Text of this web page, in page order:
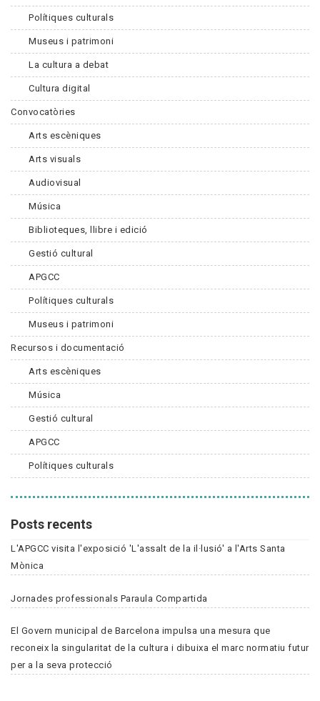
Polítiques culturals
Museus i patrimoni
La cultura a debat
Cultura digital
Convocatòries
Arts escèniques
Arts visuals
Audiovisual
Música
Biblioteques, llibre i edició
Gestió cultural
APGCC
Polítiques culturals
Museus i patrimoni
Recursos i documentació
Arts escèniques
Música
Gestió cultural
APGCC
Polítiques culturals
Posts recents
L'APGCC visita l'exposició 'L'assalt de la il·lusió' a l'Arts Santa
Mònica
Jornades professionals Paraula Compartida
El Govern municipal de Barcelona impulsa una mesura que
reconeix la singularitat de la cultura i dibuixa el marc normatiu futur
per a la seva protecció